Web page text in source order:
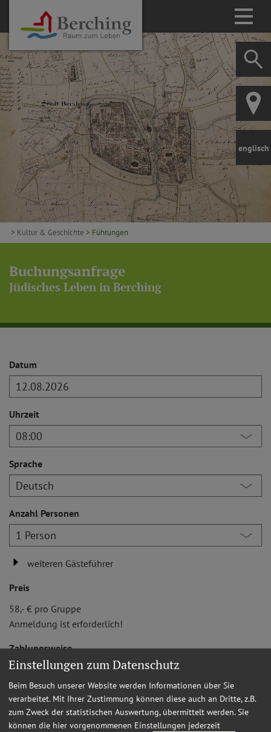
englisch
> Kultur & Geschichte > Führungen
Buchungsanfrage
Jüdisches Leben in Berching
Datum
Uhrzeit
Sprache
Anzahl Personen
weiteren Gästeführer
Preis
58,- € pro Gruppe
Anmeldung ist erforderlich!
Zahlungsweise
bar, direkt an den Gästeführer
Treffpunkt
Einstellungen zum Datenschutz
Beim Besuch unserer Website werden Informationen über Sie
verarbeitet. Mit Ihrer Zustimmung können diese auch an Dritte, z.B.
zum Zweck der statistischen Auswertung, übermittelt werden. Sie
können die hier vorgenommenen Einstellungen jederzeit